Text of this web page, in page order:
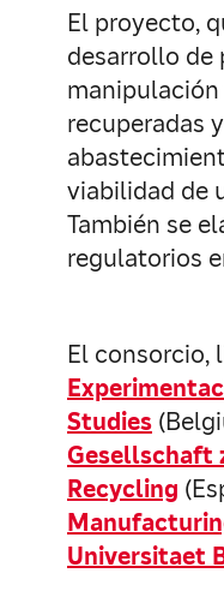
El proyecto,
desarrollo de
recuperadas
viabilidad de
También se
regulatorios
El consorcio,
Studies
Gesellschaft
Recycling
Universitaet